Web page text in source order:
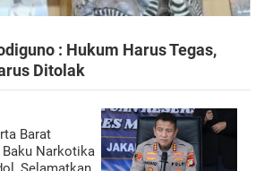
: Hukum Harus Tegas,
Ditolak
Barat
Baku Narkotika